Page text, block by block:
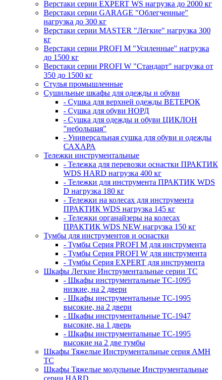
Верстаки серии EXPERT WS нагрузка до 2000 кг
Верстаки серии GARAGE "Облегченные"
нагрузка до 300 кг
Верстаки серии MASTER "Лёгкие" нагрузка 300
кг
Верстаки серии PROFI M "Усиленные" нагрузка
до 1500 кг
Верстаки серии PROFI W "Стандарт" нагрузка от
350 до 1500 кг
Стулья промышленные
Сушильные шкафы для одежды и обуви
- Сушка для верхней одежды ВЕТЕРОК
- Сушка для обуви НОРД
- Сушка для одежды и обуви ЦИКЛОН
"небольшая"
- Универсальная сушка для обуви и одежды
САХАРА
Тележки инструментальные
- Тележка для перевозки оснастки ПРАКТИК
WDS HARD нагрузка 400 кг
- Тележки для инструмента ПРАКТИК WDS
D нагрузка 180 кг
- Тележки на колесах для инструмента
ПРАКТИК WDS нагрузка 145 кг
- Тележки органайзеры на колесах
ПРАКТИК WDS NEW нагрузка 150 кг
Тумбы для инструментов и оснастки
- Тумбы Серия PROFI M для инструмента
- Тумбы Серия PROFI W для инструмента
- Тумбы Серия EXPERT для инструмента
Шкафы Легкие Инструментальные серии ТС
- Шкафы инструментальные TC-1095
низкие, на 2 двери
- Шкафы инструментальные TC-1995
высокие, на 2 двери
- Шкафы инструментальные ТС-1947
высокие, на 1 дверь
- Шкафы инструментальные ТС-1995
высокие на 2 две тумбы
Шкафы Тяжелые Инструментальные серия AMH
TC
Шкафы Тяжелые модульные Инструментальные
серии HARD